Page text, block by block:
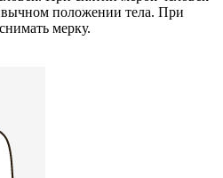
положении тела. При
мерку.